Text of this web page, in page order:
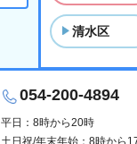
清水区
054-200-4894
平日：8時から20時
土日祝/年末年始：8時から